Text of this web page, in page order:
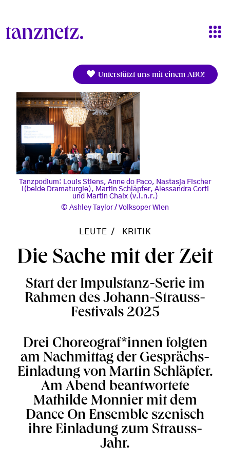
Unterstützt uns mit einem ABO!
Tanzpodium: Louis Stiens, Anne do Paco, Nastasja Fischer
I(beide Dramaturgie), Martin Schläpfer, Alessandra Corti
und Martin Chaix (v.l.n.r.)
Ashley Taylor / Volksoper Wien
LEUTE KRITIK
Die Sache mit der Zeit
Start der Impulstanz-Serie im
Rahmen des Johann-Strauss-
Festivals 2025
Drei Choreograf*innen folgten
am Nachmittag der Gesprächs-
Einladung von Martin Schläpfer.
Am Abend beantwortete
Mathilde Monnier mit dem
Dance On Ensemble szenisch
ihre Einladung zum Strauss-
Jahr.